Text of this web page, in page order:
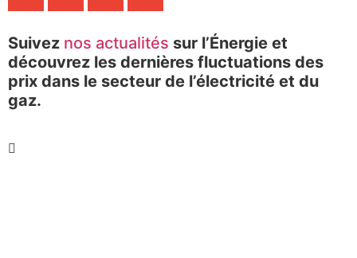
Suivez nos actualités sur l’Énergie et
découvrez les dernières fluctuations des
prix dans le secteur de l’électricité et du
gaz.